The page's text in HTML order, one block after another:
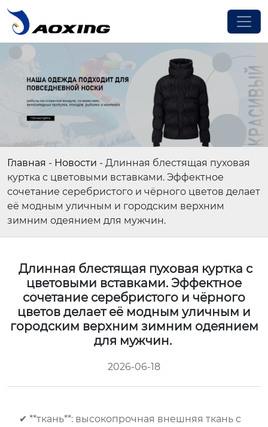
Главная - Новости - Длинная блестящая пуховая
куртка с цветовыми вставками. Эффектное
сочетание серебристого и чёрного цветов делает
её модным уличным и городским верхним
зимним одеянием для мужчин.
Длинная блестящая пуховая куртка с
цветовыми вставками. Эффектное
сочетание серебристого и чёрного
цветов делает её модным уличным и
городским верхним зимним одеянием
для мужчин.
2026-06-18
✔ **ткань**: высокопрочная внешняя ткань с